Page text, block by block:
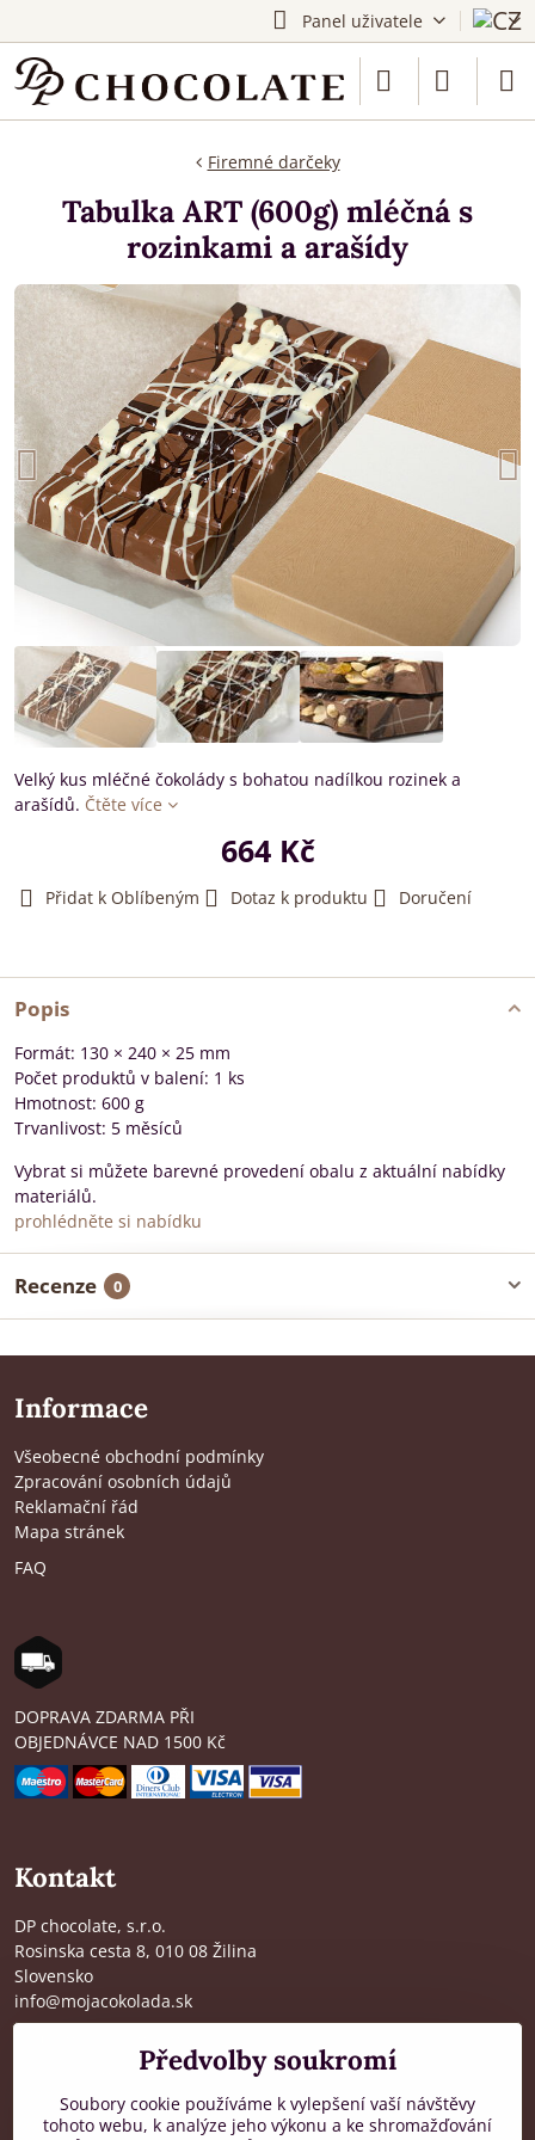
Panel uživatele
Firemné darčeky
Tabulka ART (600g) mléčná s
rozinkami a arašídy
Velký kus mléčné čokolády s bohatou nadílkou rozinek a
arašídů. Čtěte více
664 Kč
Přidat k Oblíbeným Dotaz k produktu Doručení
Popis
Formát: 130 × 240 × 25 mm
Počet produktů v balení: 1 ks
Hmotnost: 600 g
Trvanlivost: 5 měsíců
Vybrat si můžete barevné provedení obalu z aktuální nabídky
materiálů.
prohlédněte si nabídku
Recenze 0
Informace
Všeobecné obchodní podmínky
Zpracování osobních údajů
Reklamační řád
Mapa stránek
FAQ
DOPRAVA ZDARMA PŘI
OBJEDNÁVCE NAD 1500 Kč
Kontakt
DP chocolate, s.r.o.
Rosinska cesta 8, 010 08 Žilina
Slovensko
info@mojacokolada.sk
Kde nás najdete
Předvolby soukromí
Soubory cookie používáme k vylepšení vaší návštěvy
tohoto webu, k analýze jeho výkonu a ke shromažďování